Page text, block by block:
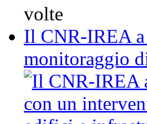
volte
Il CNR-IREA
monitoraggio